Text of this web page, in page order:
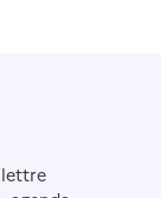
lettre